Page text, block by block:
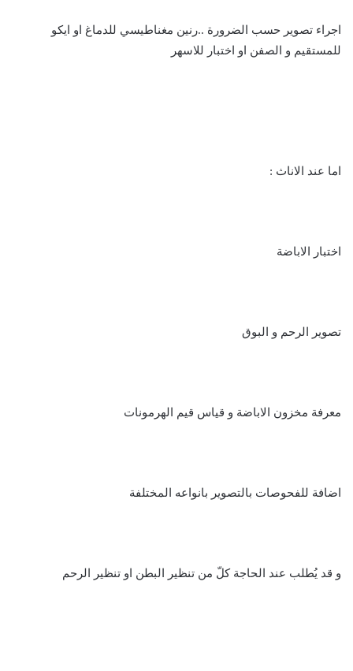
اجراء تصوير حسب الضرورة ..رنين مغناطيسي للدماغ او ايكو
للمستقيم و الصفن او اختبار للاسهر
اما عند الاناث :
اختبار الاباضة
تصوير الرحم و البوق
معرفة مخزون الاباضة و قياس قيم الهرمونات
اضافة للفحوصات بالتصوير بانواعه المختلفة
و قد يُطلب عند الحاجة كلّ من تنظير البطن او تنظير الرحم